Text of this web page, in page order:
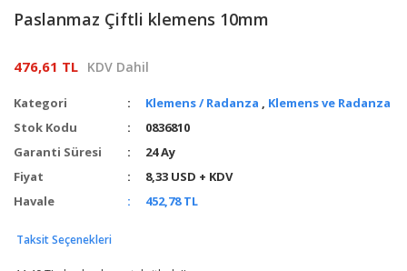
Paslanmaz Çiftli klemens 10mm
476,61 TL KDV Dahil
Kategori Klemens / Radanza , Klemens ve Radanza
Stok Kodu
0836810
Garanti Süresi
24 Ay
Fiyat
8,33 USD + KDV
Havale
452,78 TL
Taksit Seçenekleri